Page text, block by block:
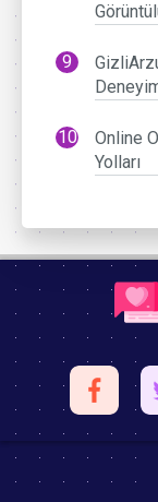
Online
Yolları